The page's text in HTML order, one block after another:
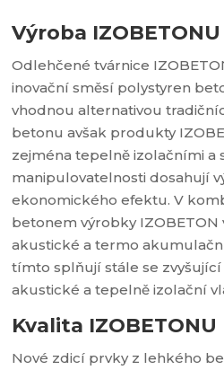
Výroba IZOBETONU
Odlehčené tvárnice
inovační směsí polystyren
vhodnou alternativou
betonu avšak produkty
zejména tepelně izolačními a
manipulovatelnosti dosahují
ekonomického efektu. V
betonem výrobky IZOBETON
akustické a termo
tímto splňují stále se zvyšující
akustické a tepelně izolační
Kvalita IZOBETONU
Nové zdicí prvky z lehkého